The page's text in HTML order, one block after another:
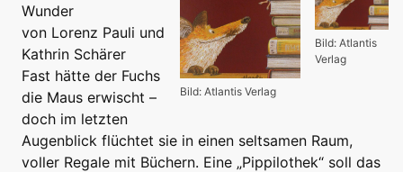
Bild: Atlantis
Verlag
Bild: Atlantis Verlag
Wunder
von Lorenz Pauli und
Kathrin Schärer
Fast hätte der Fuchs
die Maus erwischt –
doch im letzten
Augenblick flüchtet sie in einen seltsamen Raum,
voller Regale mit Büchern. Eine „Pippilothek“ soll das